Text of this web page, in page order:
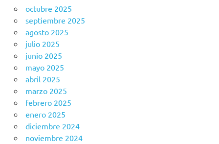
octubre 2025
septiembre 2025
agosto 2025
julio 2025
junio 2025
mayo 2025
abril 2025
marzo 2025
febrero 2025
enero 2025
diciembre 2024
noviembre 2024